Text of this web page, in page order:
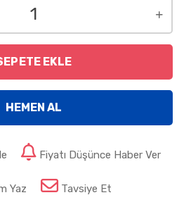
EKLE
HEMEN AL
Fiyatı Düşünce Haber Ver
Yaz Tavsiye Et